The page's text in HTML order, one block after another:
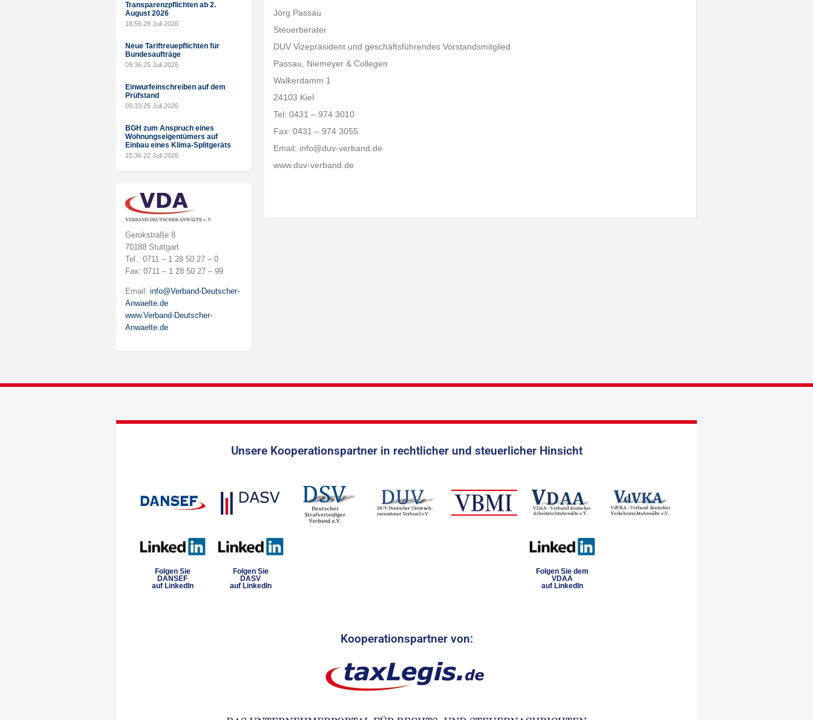
Transparenzpflichten ab 2.
August 2026
18:56 28 Juli 2026
Neue Tariftreuepflichten für
Bundesaufträge
09:36 25 Juli 2026
Einwurfeinschreiben auf dem
Prüfstand
09:33 25 Juli 2026
BGH zum Anspruch eines
Wohnungseigentümers auf
Einbau eines Klima-Splitgeräts
15:36 22 Juli 2026
Gerokstraße 8
70188 Stuttgart
Tel.: 0711 – 1 28 50 27 – 0
Fax: 0711 – 1 28 50 27 – 99
Email: info@Verband-Deutscher-
Anwaelte.de
www.Verband-Deutscher-
Anwaelte.de
Jörg Passau
Steuerberater
DUV Vizepräsident und geschäftsführendes Vorstandsmitglied
Passau, Niemeyer & Collegen
Walkerdamm 1
24103 Kiel
Tel: 0431 – 974 3010
Fax: 0431 – 974 3055
Email: info@duv-verband.de
www.duv-verband.de
Unsere Kooperationspartner in rechtlicher und steuerlicher Hinsicht
Folgen Sie
DANSEF
auf LinkedIn
Folgen Sie
DASV
auf LinkedIn
Folgen Sie dem
VDAA
auf LinkedIn
Kooperationspartner von: